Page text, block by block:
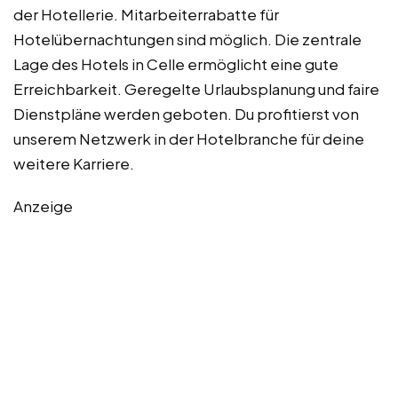
der Hotellerie. Mitarbeiterrabatte für
Hotelübernachtungen sind möglich. Die zentrale
Lage des Hotels in Celle ermöglicht eine gute
Erreichbarkeit. Geregelte Urlaubsplanung und faire
Dienstpläne werden geboten. Du profitierst von
unserem Netzwerk in der Hotelbranche für deine
weitere Karriere.
Anzeige